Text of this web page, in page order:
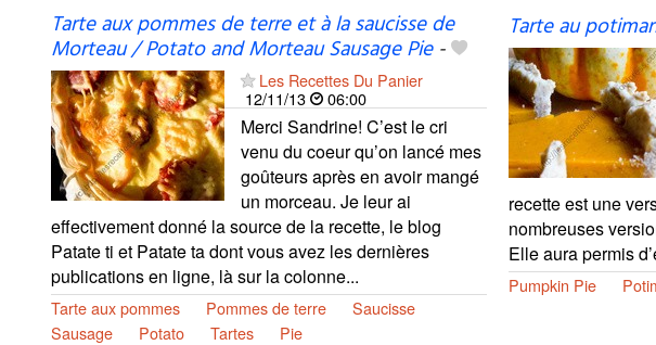
Tarte aux pommes de terre et à la saucisse de
Morteau / Potato and Morteau Sausage Pie-
Les Recettes Du Panier
12/11/13
06:00
Merci Sandrine! C’est le cri
venu du coeur qu’on lancé mes
goûteurs après en avoir mangé
un morceau. Je leur ai
effectivement donné la source de la recette, le blog
Patate ti et Patate ta dont vous avez les dernières
publications en ligne, là sur la colonne...
Tarte aux pommes Pommes de terre
Saucisse
Sausage
Potato Tartes Pie
Tarte au
recette est une
nombreuses
Elle aura permis
Pumpkin Pie